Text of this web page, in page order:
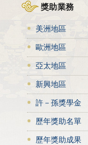
獎助業務
美洲地區
歐洲地區
亞太地區
新興地區
許－孫獎學金
歷年獎助名單
歷年獎助成果